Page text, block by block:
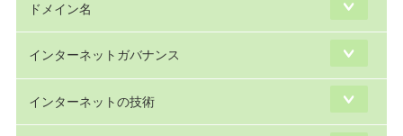
ドメイン名
インターネットガバナンス
インターネットの技術